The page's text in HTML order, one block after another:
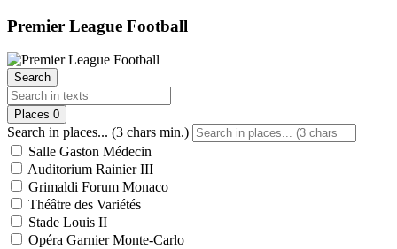
Premier League Football
Search
Places 0
Search in places... (3 chars min.)
Salle Gaston Médecin
Auditorium Rainier III
Grimaldi Forum Monaco
Théâtre des Variétés
Stade Louis II
Opéra Garnier Monte-Carlo